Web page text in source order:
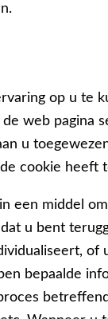
op u te
web pagina
u
cookie heeft
een middel
u bent
bepaalde